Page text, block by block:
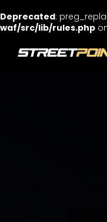
Deprecated:
waf/src/lib/rules.php